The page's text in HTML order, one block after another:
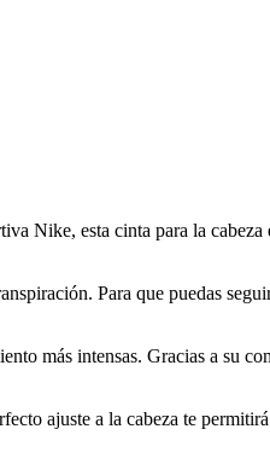
Nike, esta cinta para la
Para que puedas
más intensas. Gracias a su
ajuste a la cabeza te